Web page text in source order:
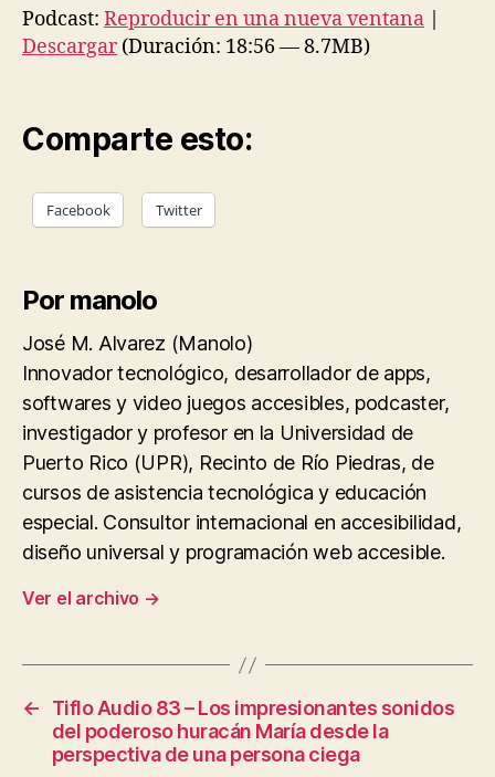
Podcast: Reproducir en una nueva ventana |
Descargar(Duración: 18:56 — 8.7MB)
Comparte esto:
Facebook Twitter
Por manolo
José M. Alvarez (Manolo)
Innovador tecnológico, desarrollador de apps,
softwares y video juegos accesibles, podcaster,
investigador y profesor en la Universidad de
Puerto Rico (UPR), Recinto de Río Piedras, de
cursos de asistencia tecnológica y educación
especial. Consultor internacional en accesibilidad,
diseño universal y programación web accesible.
Ver el archivo →
←
Tiflo Audio 83 – Los impresionantes sonidos
del poderoso huracán María desde la
perspectiva de una persona ciega